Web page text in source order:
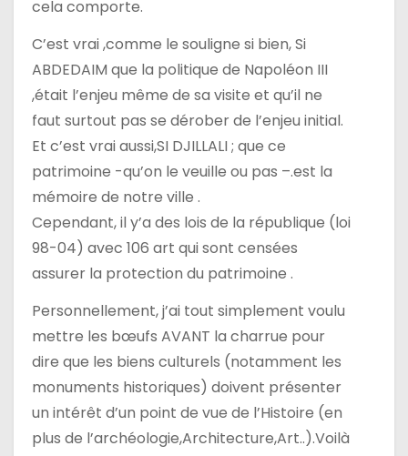
cela comporte.
C’est vrai ,comme le souligne si bien, Si
ABDEDAIM que la politique de Napoléon III
,était l’enjeu même de sa visite et qu’il ne
faut surtout pas se dérober de l’enjeu initial.
Et c’est vrai aussi,SI DJILLALI ; que ce
patrimoine -qu’on le veuille ou pas –.est la
mémoire de notre ville .
Cependant, il y’a des lois de la république (loi
98-04) avec 106 art qui sont censées
assurer la protection du patrimoine .
Personnellement, j’ai tout simplement voulu
mettre les bœufs AVANT la charrue pour
dire que les biens culturels (notamment les
monuments historiques) doivent présenter
un intérêt d’un point de vue de l’Histoire (en
plus de l’archéologie,Architecture,Art..).Voilà